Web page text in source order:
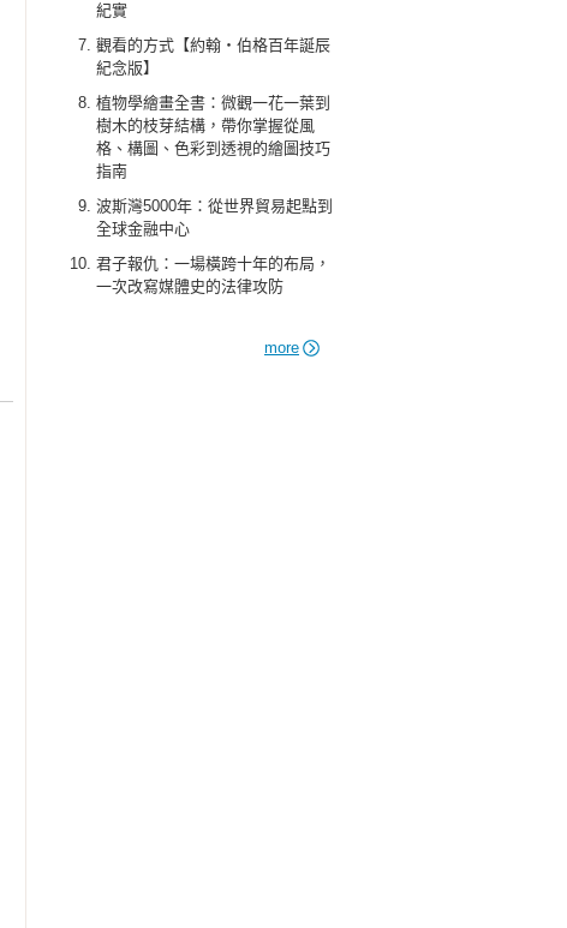
紀實
觀看的方式【約翰‧伯格百年誕辰
紀念版】
植物學繪畫全書：微觀一花一葉到
樹木的枝芽結構，帶你掌握從風
格、構圖、色彩到透視的繪圖技巧
指南
波斯灣5000年：從世界貿易起點到
全球金融中心
君子報仇：一場橫跨十年的布局，
一次改寫媒體史的法律攻防
more